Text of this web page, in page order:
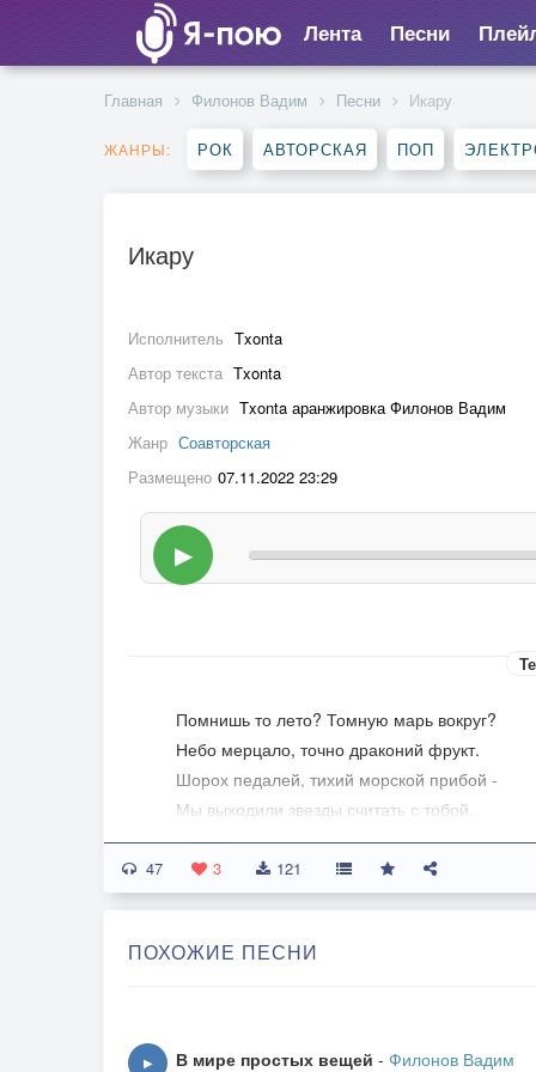
Лента Песни
Главная Филонов Вадим Песни Икару
ЖАНРЫ: РОК АВТОРСКАЯ ПОП
Икару
Исполнитель Txonta
Автор текста Txonta
Автор музыки Txonta аранжировка Филонов Вадим
Жанр Соавторская
Размещено 07.11.2022 23:29
▶
Помнишь то лето? Томную марь вокруг?
Небо мерцало, точно драконий фрукт.
Шорох педалей, тихий морской прибой -
Мы выходили звезды считать с тобой.
Радость моя, звездная пыль в очах?
В вакуумном мраке можно тобой дышать
Бешено билась в горле моя душа.
Мне всё равно, как ты меня зовешь.
47 3 121
ПОХОЖИЕ ПЕСНИ
▶ В мире простых вещей - Филонов Вадим